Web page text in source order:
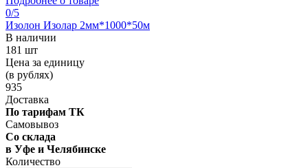
0/5
Изолон Изолар 2мм*1000*50м
В наличии
181 шт
Цена за единицу
(в рублях)
935
Доставка
По тарифам ТК
Самовывоз
Со склада
в Уфе и Челябинске
Количество